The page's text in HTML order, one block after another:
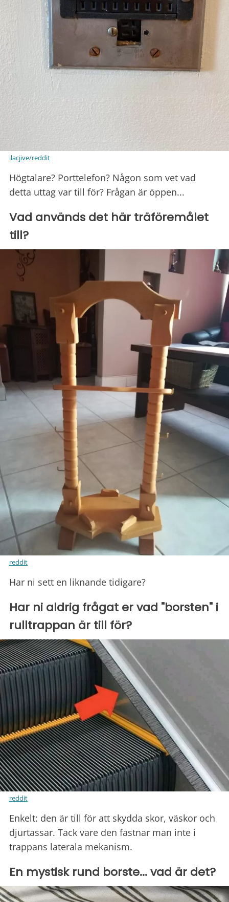
ilacjive/reddit
Högtalare? Porttelefon? Någon som vet vad
detta uttag var till för? Frågan är öppen...
Vad används det här träföremålet
till?
reddit
Har ni sett en liknande tidigare?
Har ni aldrig frågat er vad "borsten" i
rulltrappan är till för?
reddit
Enkelt: den är till för att skydda skor, väskor och
djurtassar. Tack vare den fastnar man inte i
trappans laterala mekanism.
En mystisk rund borste... vad är det?